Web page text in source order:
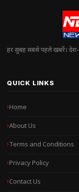
हर सुबह सबसे पहले खबरें। देश-
QUICK LINKS
Home
About Us
Terms and Conditions
Privacy Policy
Contact Us